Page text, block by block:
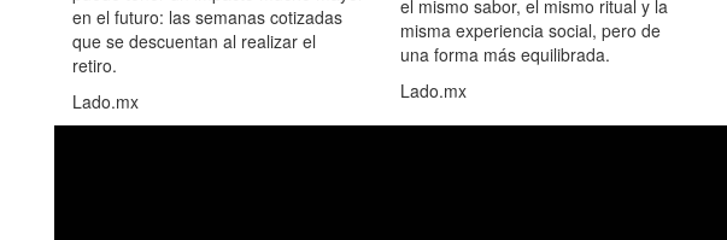
en el futuro: las semanas cotizadas
que se descuentan al realizar el
retiro.
Lado.mx
el mismo sabor, el mismo ritual y la
misma experiencia social, pero de
una forma más equilibrada.
Lado.mx